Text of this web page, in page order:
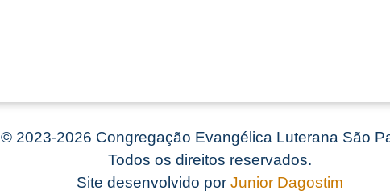
©2023-2026 Congregação Evangélica Luterana São
Todos os direitos reservados.
Site desenvolvido por Junior Dagostim